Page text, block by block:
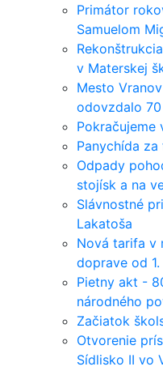
Primátor
Samuelom
v Materskej
Mesto
odovzdalo
Pokračujeme
Panychída za
Odpady
stojísk a na
Slávnostné
Lakatoša
Nová tarifa v
doprave od
Pietny akt -
národného
Začiatok
Otvorenie
Sídlisko II vo